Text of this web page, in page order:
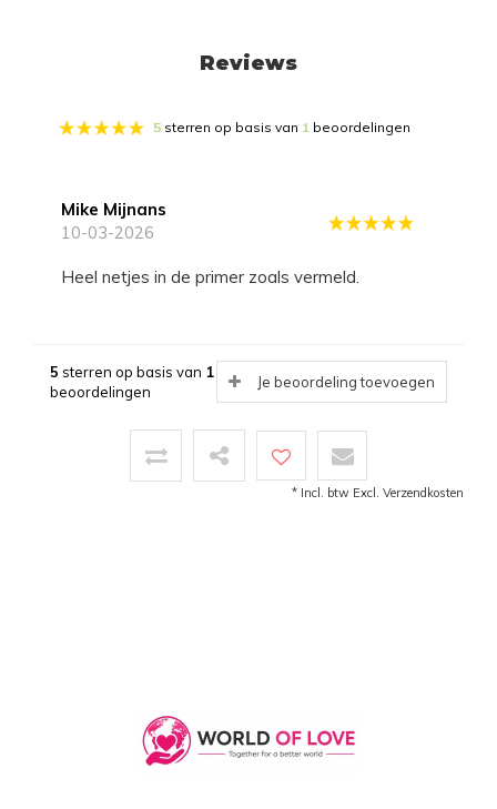
Reviews
5 sterren op basis van 1 beoordelingen
Mike Mijnans
10-03-2026
Heel netjes in de primer zoals vermeld.
5 sterren op basis van 1
beoordelingen
Je beoordeling toevoegen
* Incl. btw Excl. Verzendkosten